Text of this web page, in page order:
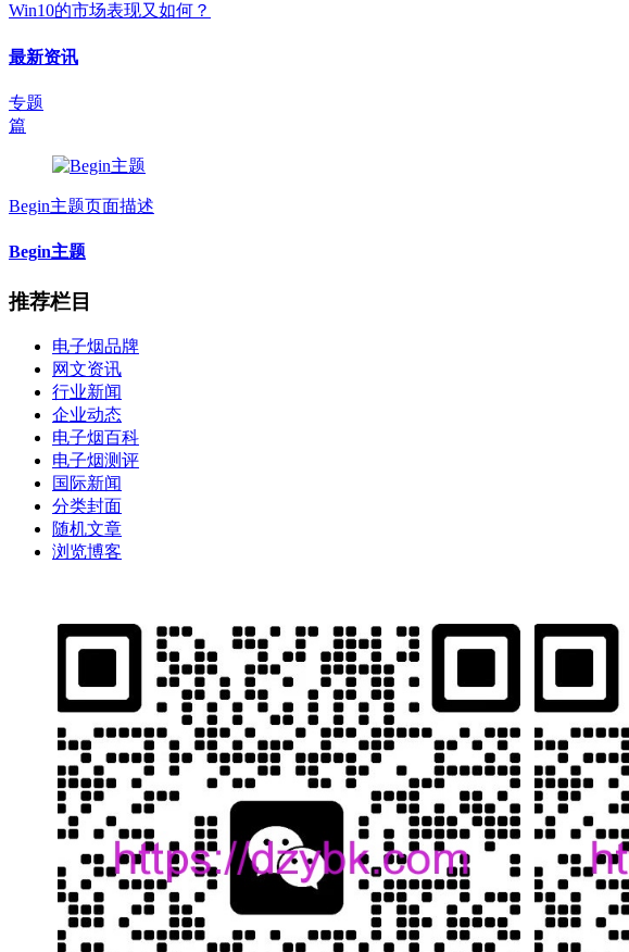
Win10的市场表现又如何？
最新资讯
专题
篇
Begin主题页面描述
Begin主题
推荐栏目
电子烟品牌
网文资讯
行业新闻
企业动态
电子烟百科
电子烟测评
国际新闻
分类封面
随机文章
浏览博客